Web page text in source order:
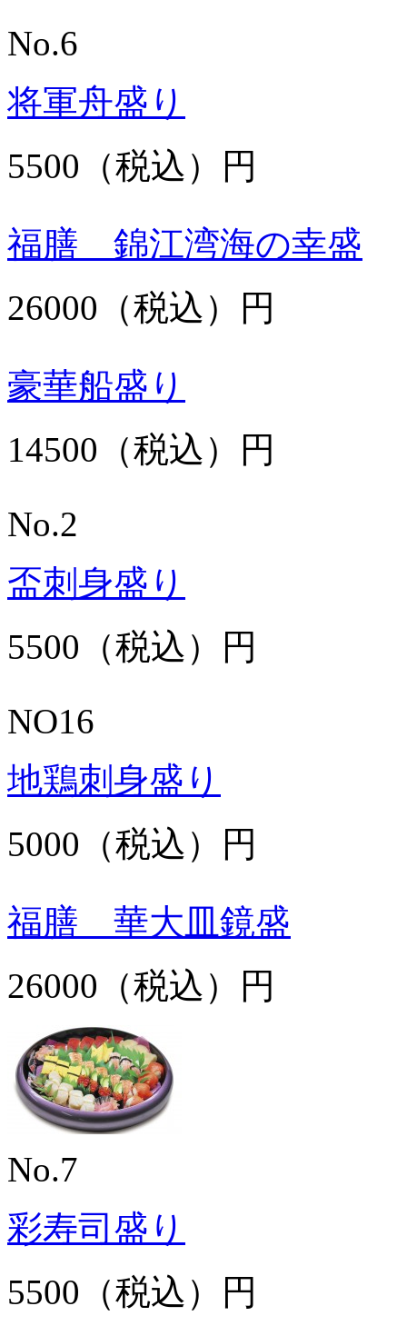
No.6
将軍舟盛り
5500（税込）円
福膳 錦江湾海の幸盛
26000（税込）円
豪華船盛り
14500（税込）円
No.2
盃刺身盛り
5500（税込）円
NO16
地鶏刺身盛り
5000（税込）円
福膳 華大皿鏡盛
26000（税込）円
No.7
彩寿司盛り
5500（税込）円